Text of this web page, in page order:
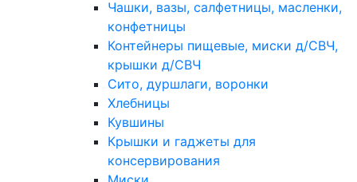
Чашки, вазы, салфетницы, масленки,
конфетницы
Контейнеры пищевые, миски д/СВЧ,
крышки д/СВЧ
Сито, дуршлаги, воронки
Хлебницы
Кувшины
Крышки и гаджеты для
консервирования